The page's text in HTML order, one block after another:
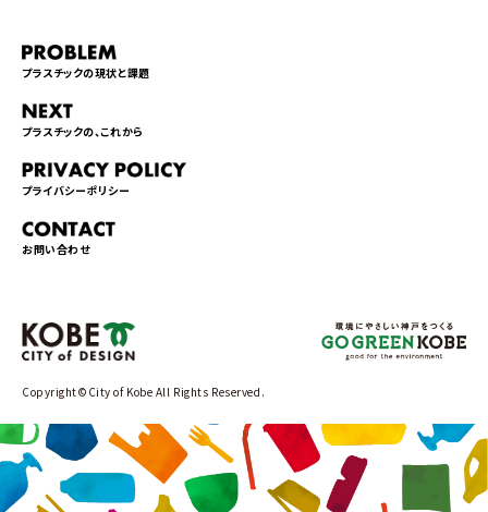
プラスチックの現状と課題
プラスチックの、これから
プライバシーポリシー
お問い合わせ
Copyright©City of Kobe All Rights Reserved.